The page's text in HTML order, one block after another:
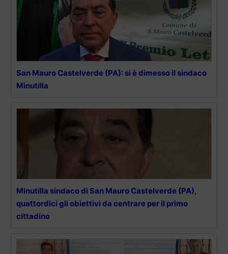
San Mauro Castelverde (PA): si è dimesso il sindaco
Minutilla
Minutilla sindaco di San Mauro Castelverde (PA),
quattordici gli obiettivi da centrare per il primo
cittadino